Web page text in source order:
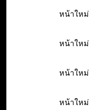
หน้าใหม่
หน้าใหม่
หน้าใหม่
หน้าใหม่